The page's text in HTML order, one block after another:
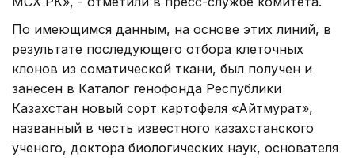
По имеющимся данным, на основе этих линий, в
результате последующего отбора клеточных
клонов из соматической ткани, был получен и
занесен в Каталог генофонда Республики
Казахстан новый сорт картофеля «Айтмурат»,
названный в честь известного казахстанского
ученого, доктора биологических наук, основателя